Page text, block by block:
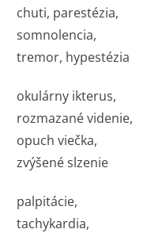
chuti, parestézia,
somnolencia,
tremor, hypestézia
okulárny ikterus,
rozmazané videnie,
opuch viečka,
zvýšené slzenie
palpitácie,
tachykardia,